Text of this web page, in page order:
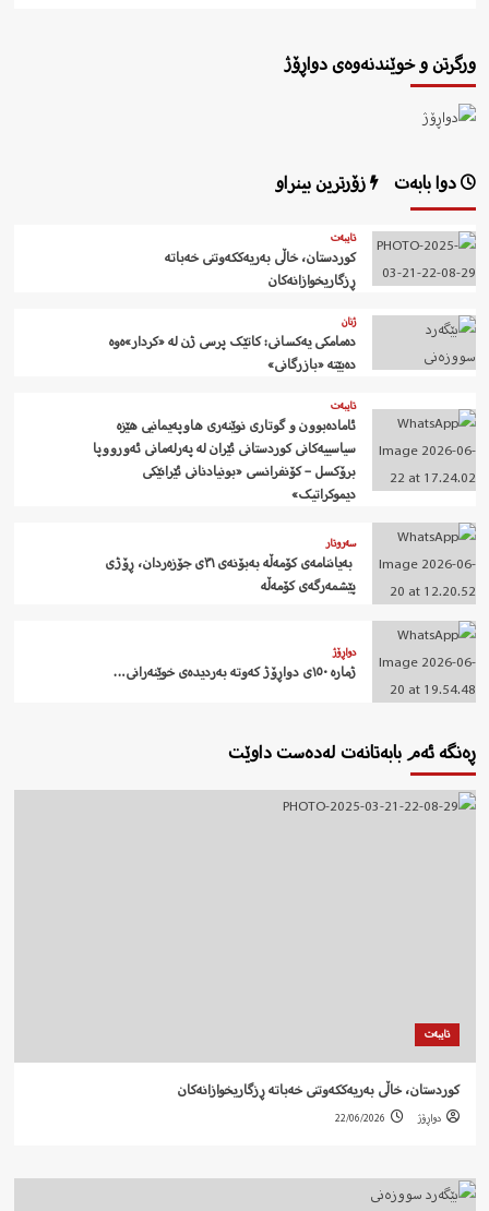
ورگرتن و خوێندنەوەی دواڕۆژ
دوا بابەت زۆرترین بینراو
تایبەت
کوردستان، خاڵی بەریەککەوتنی خەباتە
ڕزگاریخوازانەکان
ژنان
دەمامکی یەکسانی: کاتێک پرسی ژن لە «کردار»ەوە
دەبێتە «بازرگانی»
تایبەت
ئامادەبوون و گوتاری نوێنەری هاوپەیمانیی هێزە
سیاسییەکانی کوردستانی ئێران لە پەرلەمانی ئەورووپا
برۆکسل – کۆنفرانسی «بونیادنانی ئێرانێکی
دیموکراتیک»
سەروتار
‍ بەیاننامەی کۆمەڵە بەبۆنەی ٣١ی جۆزەردان، ڕۆژی
پێشمەرگەی کۆمەڵە
دواڕۆژ
ژمارە ١٥٠ی دواڕۆژ کەوتە بەردیدەی خوێنەرانی…
ڕەنگە ئەم بابەتانەت لەدەست داوێت
تایبەت
کوردستان، خاڵی بەریەککەوتنی خەباتە ڕزگاریخوازانەکان
دواڕۆژ 22/06/2026